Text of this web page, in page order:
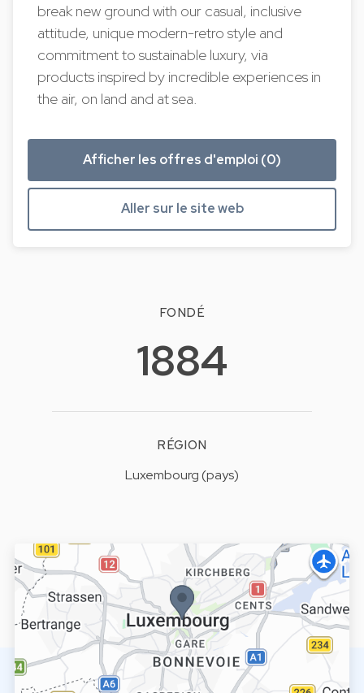
break new ground with our casual, inclusive
attitude, unique modern-retro style and
commitment to sustainable luxury, via
products inspired by incredible experiences in
the air, on land and at sea.
Afficher les offres d'emploi (0)
Aller sur le site web
FONDÉ
1884
RÉGION
Luxembourg (pays)